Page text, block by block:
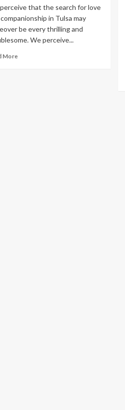
that the search for love
in Tulsa may
be every thrilling and
We perceive...
MoreRead